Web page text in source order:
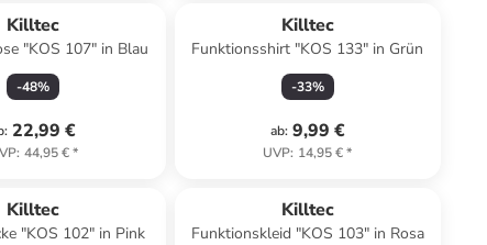
Killtec
"KOS 107" in Blau
-48%
: 22,99 €
: 44,95 €*
Killtec
Funktionsshirt "KOS 133" in Grün
-33%
ab: 9,99 €
UVP: 14,95 €*
Killtec
"KOS 102" in Pink
Killtec
Funktionskleid "KOS 103" in Rosa